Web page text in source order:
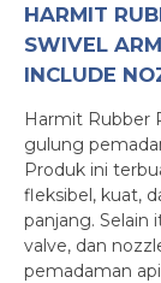
HARMIT
SWIVEL
INCLUDE
Harmit Rubber
gulung
Produk ini
fleksibel, kuat,
panjang. Selain
valve, dan
pemadaman